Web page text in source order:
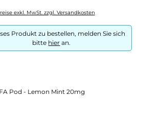
exkl. MwSt. zzgl. Versandkosten
Produkt zu bestellen, melden Sie sich
bitte hier an.